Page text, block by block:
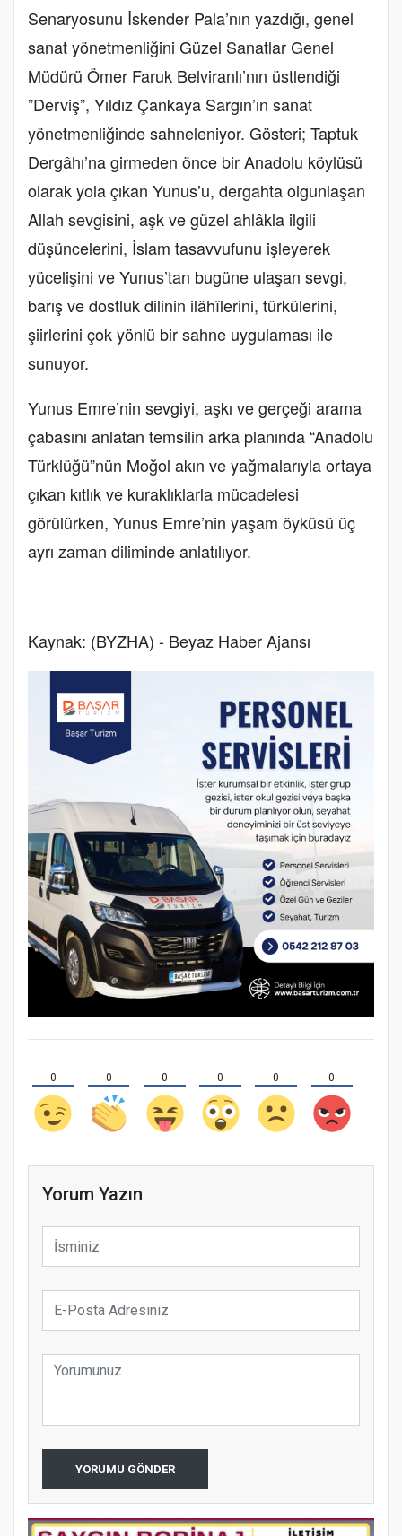
Senaryosunu İskender Pala’nın yazdığı, genel
sanat yönetmenliğini Güzel Sanatlar Genel
Müdürü Ömer Faruk Belviranlı’nın üstlendiği
”Derviş”, Yıldız Çankaya Sargın’ın sanat
yönetmenliğinde sahneleniyor. Gösteri; Taptuk
Dergâhı’na girmeden önce bir Anadolu köylüsü
olarak yola çıkan Yunus’u, dergahta olgunlaşan
Allah sevgisini, aşk ve güzel ahlâkla ilgili
düşüncelerini, İslam tasavvufunu işleyerek
yücelişini ve Yunus’tan bugüne ulaşan sevgi,
barış ve dostluk dilinin ilâhîlerini, türkülerini,
şiirlerini çok yönlü bir sahne uygulaması ile
sunuyor.
Yunus Emre’nin sevgiyi, aşkı ve gerçeği arama
çabasını anlatan temsilin arka planında “Anadolu
Türklüğü”nün Moğol akın ve yağmalarıyla ortaya
çıkan kıtlık ve kuraklıklarla mücadelesi
görülürken, Yunus Emre’nin yaşam öyküsü üç
ayrı zaman diliminde anlatılıyor.
Kaynak: (BYZHA) - Beyaz Haber Ajansı
0 0 0 0 0 0
Yorum Yazın
YORUMU GÖNDER